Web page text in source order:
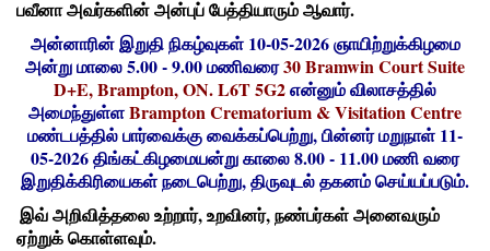
பவீனா அவர்களின் அன்புப் பேத்தியாரும் ஆவார்.
அன்னாரின் இறுதி நிகழ்வுகள் 10-05-2026 ஞாயிற்றுக்கிழமை
அன்று மாலை 5.00 - 9.00 மணிவரை30 Bramwin Court Suite
D+E, Brampton, ON. L6T 5G2என்னும் விலாசத்தில்
அமைந்துள்ளBrampton Crematorium & Visitation Centre
மண்டபத்தில் பார்வைக்கு வைக்கப்பெற்று, பின்னர் மறுநாள் 11-
05-2026 திங்கட்கிழமையன்று காலை 8.00 - 11.00 மணி வரை
இறுதிக்கிரியைகள் நடைபெற்று, திருவுடல் தகனம் செய்யப்படும்.
இவ் அறிவித்தலை உற்றார், உறவினர், நண்பர்கள் அனைவரும்
ஏற்றுக் கொள்ளவும்.